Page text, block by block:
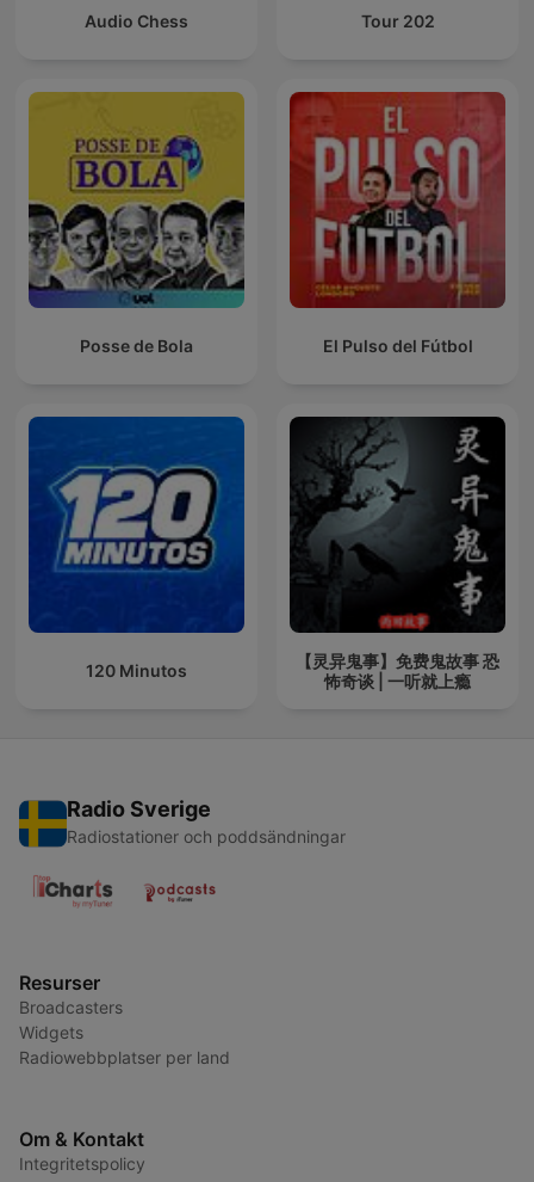
Audio Chess Tour 202
Posse de Bola El Pulso del Fútbol
120 Minutos
【灵异鬼事】免费鬼故事 恐
怖奇谈 | 一听就上瘾
Radio Sverige
Radiostationer och poddsändningar
Resurser
Broadcasters
Widgets
Radiowebbplatser per land
Om & Kontakt
Integritetspolicy